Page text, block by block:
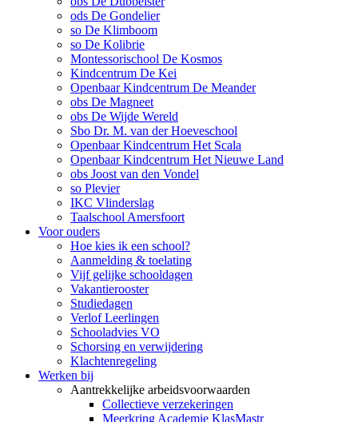
ods De Gondelier
so De Klimboom
so De Kolibrie
Montessorischool De Kosmos
Kindcentrum De Kei
Openbaar Kindcentrum De Meander
obs De Magneet
obs De Wijde Wereld
Sbo Dr. M. van der Hoeveschool
Openbaar Kindcentrum Het Scala
Openbaar Kindcentrum Het Nieuwe Land
obs Joost van den Vondel
so Plevier
IKC Vlinderslag
Taalschool Amersfoort
Voor ouders
Hoe kies ik een school?
Aanmelding & toelating
Vijf gelijke schooldagen
Vakantierooster
Studiedagen
Verlof Leerlingen
Schooladvies VO
Schorsing en verwijdering
Klachtenregeling
Werken bij
Aantrekkelijke arbeidsvoorwaarden
Collectieve verzekeringen
Meerkring Academie KlasMastr